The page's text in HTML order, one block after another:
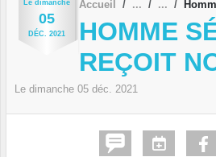
Le dimanche
05
DÉC. 2021
Accueil
HOMME
REÇOIT
Le dimanche 05 déc. 2021